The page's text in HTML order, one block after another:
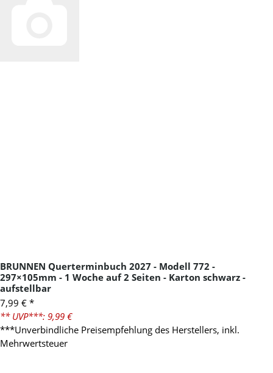
BRUNNEN Querterminbuch 2027 - Modell 772 -
297×105mm - 1 Woche auf 2 Seiten - Karton schwarz -
aufstellbar
7,99 € *
** UVP***: 9,99 €
***Unverbindliche Preisempfehlung des Herstellers, inkl.
Mehrwertsteuer